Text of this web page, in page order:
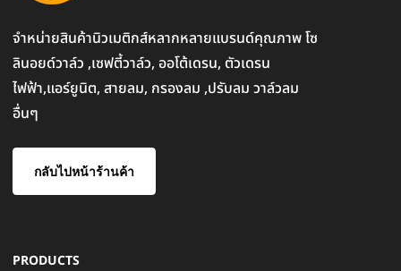
จำหน่ายสินค้านิวเมติกส์หลากหลายแบรนด์คุณภาพ โซ
ลินอยด์วาล์ว ,เซฟตี้วาล์ว, ออโต้เดรน, ตัวเดรน
ไฟฟ้า,แอร์ยูนิต, สายลม, กรองลม ,ปรับลม วาล์วลม
อื่นๆ
กลับไปหน้าร้านค้า
PRODUCTS